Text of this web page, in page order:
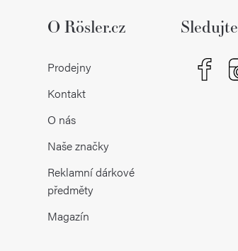
ý
i
s
u
O Rösler.cz
Prodejny
Kontakt
O nás
Naše značky
Reklamní dárkové
předměty
Magazín